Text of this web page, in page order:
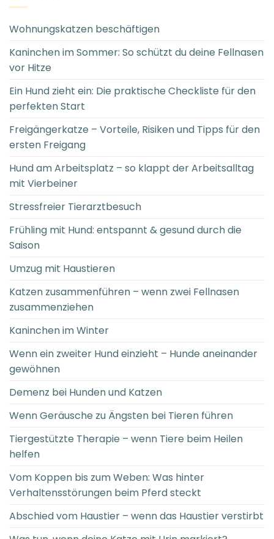
Wohnungskatzen beschäftigen
Kaninchen im Sommer: So schützt du deine Fellnasen
vor Hitze
Ein Hund zieht ein: Die praktische Checkliste für den
perfekten Start
Freigängerkatze – Vorteile, Risiken und Tipps für den
ersten Freigang
Hund am Arbeitsplatz – so klappt der Arbeitsalltag
mit Vierbeiner
Stressfreier Tierarztbesuch
Frühling mit Hund: entspannt & gesund durch die
Saison
Umzug mit Haustieren
Katzen zusammenführen – wenn zwei Fellnasen
zusammenziehen
Kaninchen im Winter
Wenn ein zweiter Hund einzieht – Hunde aneinander
gewöhnen
Demenz bei Hunden und Katzen
Wenn Geräusche zu Ängsten bei Tieren führen
Tiergestützte Therapie – wenn Tiere beim Heilen
helfen
Vom Koppen bis zum Weben: Was hinter
Verhaltensstörungen beim Pferd steckt
Abschied vom Haustier – wenn das Haustier verstirbt